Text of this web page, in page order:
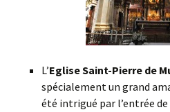
L’Eglise Saint-Pierre de
spécialement un grand
été intrigué par l’entrée